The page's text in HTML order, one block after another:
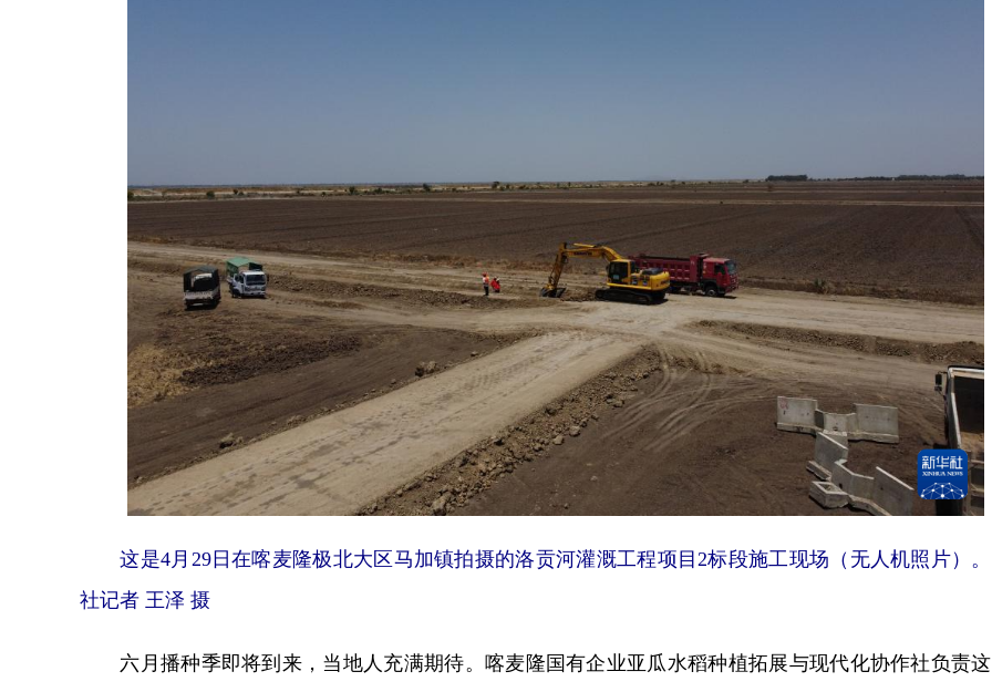
这是4月29日在喀麦隆极北大区马加镇拍摄的洛贡河灌溉工程项目2标段施工现场（无人机照片）
社记者 王泽 摄
六月播种季即将到来，当地人充满期待。喀麦隆国有企业亚瓜水稻种植拓展与现代化协作社负责